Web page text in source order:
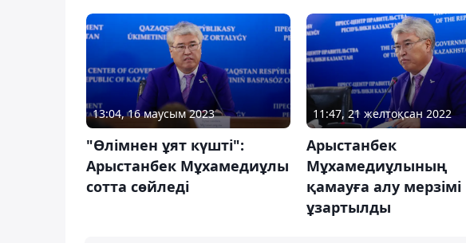
13:04, 16 маусым 2023
"Өлімнен ұят күшті":
Арыстанбек Мұхамедиұлы
сотта сөйледі
11:47, 21 желтоқсан 2022
Арыстанбек
Мұхамедиұлының
қамауға алу мерзімі
ұзартылды